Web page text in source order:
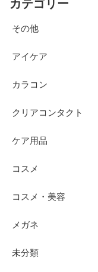
カテゴリー
その他
アイケア
カラコン
クリアコンタクト
ケア用品
コスメ
コスメ・美容
メガネ
未分類